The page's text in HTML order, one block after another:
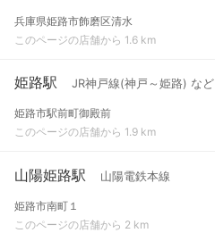
兵庫県姫路市飾磨区清水
このページの店舗から 1.6 km
姫路駅 JR神戸線(神戸～姫路) など
姫路市駅前町御殿前
このページの店舗から 1.9 km
山陽姫路駅 山陽電鉄本線
姫路市南町１
このページの店舗から 2 km